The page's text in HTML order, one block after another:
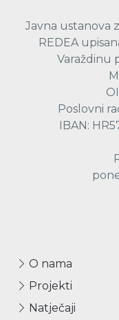
Javna ustanova
REDEA
Varaždinu
Poslovni
IBAN:
O nama
Projekti
Natječaji